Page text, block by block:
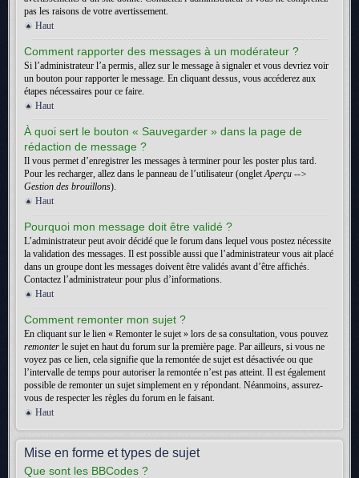
pas les raisons de votre avertissement.
Haut
Comment rapporter des messages à un modérateur ?
Si l’administrateur l’a permis, allez sur le message à signaler et vous devriez voir
un bouton pour rapporter le message. En cliquant dessus, vous accéderez aux
étapes nécessaires pour ce faire.
Haut
À quoi sert le bouton « Sauvegarder » dans la page de
rédaction de message ?
Il vous permet d’enregistrer les messages à terminer pour les poster plus tard.
Pour les recharger, allez dans le panneau de l’utilisateur (ongletAperçu -->
Gestion des brouillons).
Haut
Pourquoi mon message doit être validé ?
L’administrateur peut avoir décidé que le forum dans lequel vous postez nécessite
la validation des messages. Il est possible aussi que l’administrateur vous ait placé
dans un groupe dont les messages doivent être validés avant d’être affichés.
Contactez l’administrateur pour plus d’informations.
Haut
Comment remonter mon sujet ?
En cliquant sur le lien « Remonter le sujet » lors de sa consultation, vous pouvez
remonter le sujet en haut du forum sur la première page. Par ailleurs, si vous ne
voyez pas ce lien, cela signifie que la remontée de sujet est désactivée ou que
l’intervalle de temps pour autoriser la remontée n’est pas atteint. Il est également
possible de remonter un sujet simplement en y répondant. Néanmoins, assurez-
vous de respecter les règles du forum en le faisant.
Haut
Mise en forme et types de sujet
Que sont les BBCodes ?